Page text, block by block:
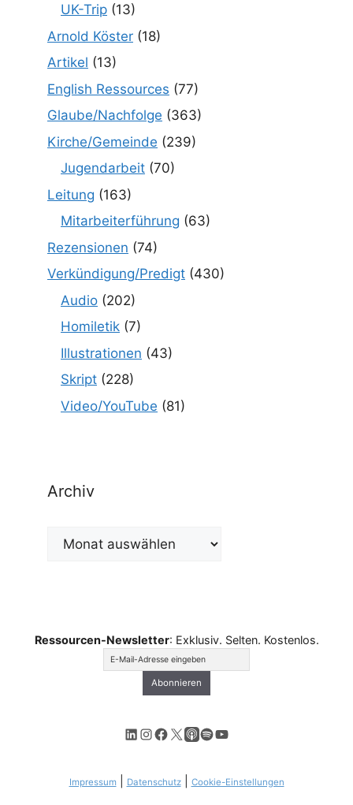
UK-Trip (13)
Arnold Köster (18)
Artikel (13)
English Ressources (77)
Glaube/Nachfolge (363)
Kirche/Gemeinde (239)
Jugendarbeit (70)
Leitung (163)
Mitarbeiterführung (63)
Rezensionen (74)
Verkündigung/Predigt (430)
Audio (202)
Homiletik (7)
Illustrationen (43)
Skript (228)
Video/YouTube (81)
Archiv
Archiv
Ressourcen-Newsletter: Exklusiv. Selten. Kostenlos.
LinkedIn
Instagram
Facebook
X Apple Podcasts
Spotify
YouTube
Impressum| Datenschutz| Cookie-Einstellungen